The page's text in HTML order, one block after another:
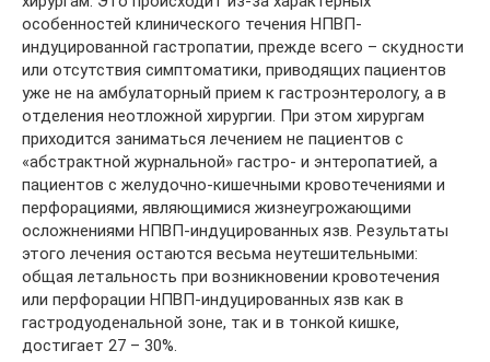
особенностей клинического течения НПВП-
индуцированной гастропатии, прежде всего – скудности
или отсутствия симптоматики, приводящих пациентов
уже не на амбулаторный прием к гастроэнтерологу, а в
отделения неотложной хирургии. При этом хирургам
приходится заниматься лечением не пациентов с
«абстрактной журнальной» гастро- и энтеропатией, а
пациентов с желудочно-кишечными кровотечениями и
перфорациями, являющимися жизнеугрожающими
осложнениями НПВП-индуцированных язв. Результаты
этого лечения остаются весьма неутешительными:
общая летальность при возникновении кровотечения
или перфорации НПВП-индуцированных язв как в
гастродуоденальной зоне, так и в тонкой кишке,
достигает 27 – 30%.